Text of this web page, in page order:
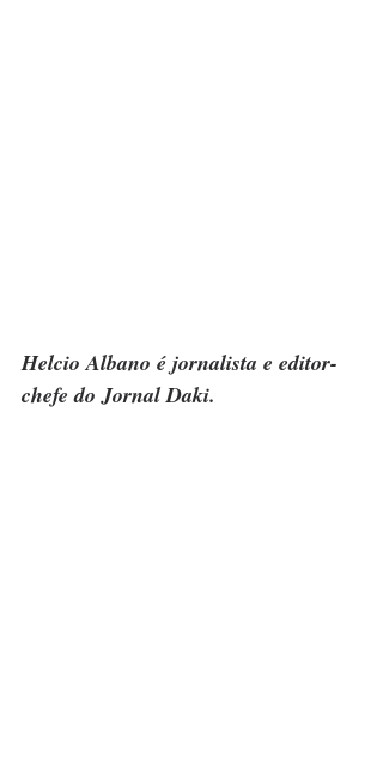
Helcio Albano é jornalista e editor-
chefe do Jornal Daki.